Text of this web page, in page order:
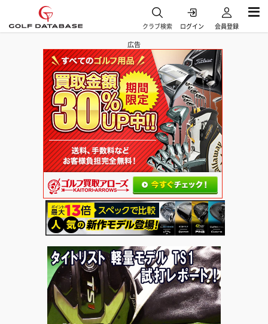
クラブ検索 ログイン 会員登録
広告